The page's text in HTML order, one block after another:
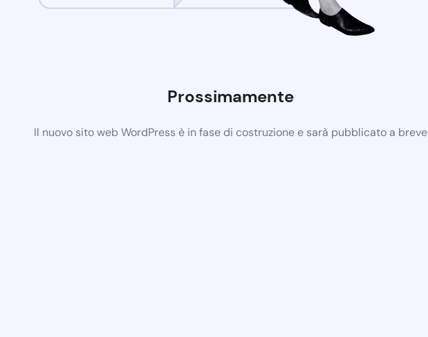
Prossimamente
Il nuovo sito web WordPress è in fase di costruzione e sarà pubblicato a breve